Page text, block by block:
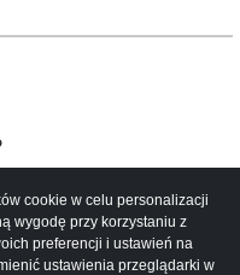
cookie w celu personalizacji
wygodę przy korzystaniu z
preferencji i ustawień na
ustawienia przeglądarki w